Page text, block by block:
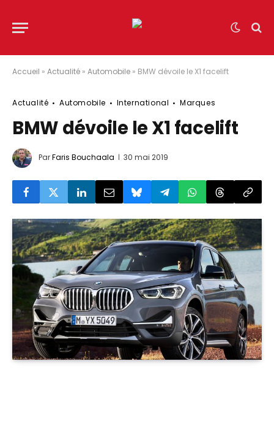
Accueil » Actualité » Automobile » BMW dévoile le X1 facelift
Actualité Automobile International Marques
BMW dévoile le X1 facelift
ParFaris Bouchaala 30 mai 2019